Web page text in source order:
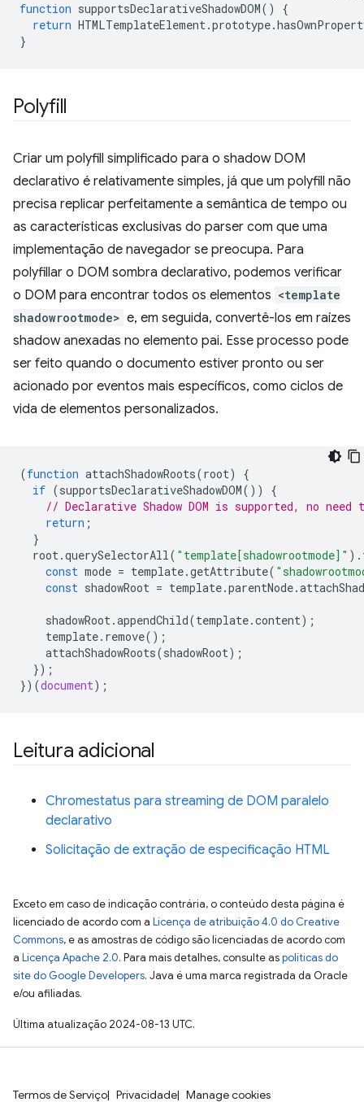
function supportsDeclarativeShadowDOM()
{
return HTMLTemplateElement.prototype.
}
Polyfill
Criar um polyfill simplificado para o shadow DOM
declarativo é relativamente simples, já que um polyfill não
precisa replicar perfeitamente a semântica de tempo ou
as características exclusivas do parser com que uma
implementação de navegador se preocupa. Para
polyfillar o DOM sombra declarativo, podemos verificar
o DOM para encontrar todos os elementos <template
shadowrootmode> e, em seguida, convertê-los em raízes
shadow anexadas no elemento pai. Esse processo pode
ser feito quando o documento estiver pronto ou ser
acionado por eventos mais específicos, como ciclos de
vida de elementos personalizados.
(function attachShadowRoots(root)
{
if (supportsDeclarativeShadowDOM())
{
// Declarative Shadow DOM is supported, no
return ;
}
root.querySelectorAll( "template[shadowrootmode]" ).
const mode = template.getAttribute(
const shadowRoot = template.parentNode.
shadowRoot.appendChild(template.content);
template. remove();
attachShadowRoots(shadowRoot);
});
})(document);
Leitura adicional
Chromestatus para streaming de DOM paralelo
declarativo
Solicitação de extração de especificação HTML
Exceto em caso de indicação contrária, o conteúdo desta página é
licenciado de acordo com a Licença de atribuição 4.0 do Creative
Commons, e as amostras de código são licenciadas de acordo com
a Licença Apache 2.0. Para mais detalhes, consulte aspolíticas do
site do Google Developers. Java é uma marca registrada da Oracle
e/ou afiliadas.
Última atualização 2024-08-13 UTC.
Termos de Serviço Privacidade Manage cookies